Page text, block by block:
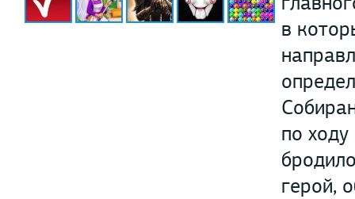
в
по
герой,